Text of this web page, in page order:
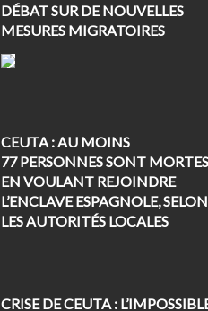
DÉBAT SUR DE NOUVELLES
MESURES MIGRATOIRES
CEUTA : AU MOINS
77 PERSONNES SONT MORTES
EN VOULANT REJOINDRE
L’ENCLAVE ESPAGNOLE, SELON
LES AUTORITÉS LOCALES
CRISE DE CEUTA :